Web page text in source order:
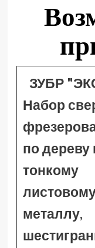
ЗУБР
Набор
по дереву
тонкому
металлу,